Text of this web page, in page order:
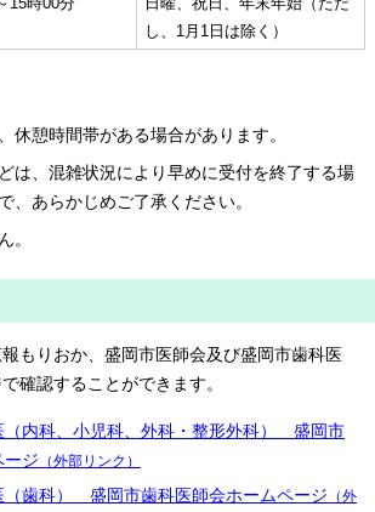
し、1月1日は除く）
休憩時間帯がある場合があります。
は、混雑状況により早めに受付を終了する場
、あらかじめご了承ください。
。
もりおか、盛岡市医師会及び盛岡市歯科医
確認することができます。
（内科、小児科、外科・整形外科） 盛岡市
ージ （外部リンク）
（歯科） 盛岡市歯科医師会ホームページ （外